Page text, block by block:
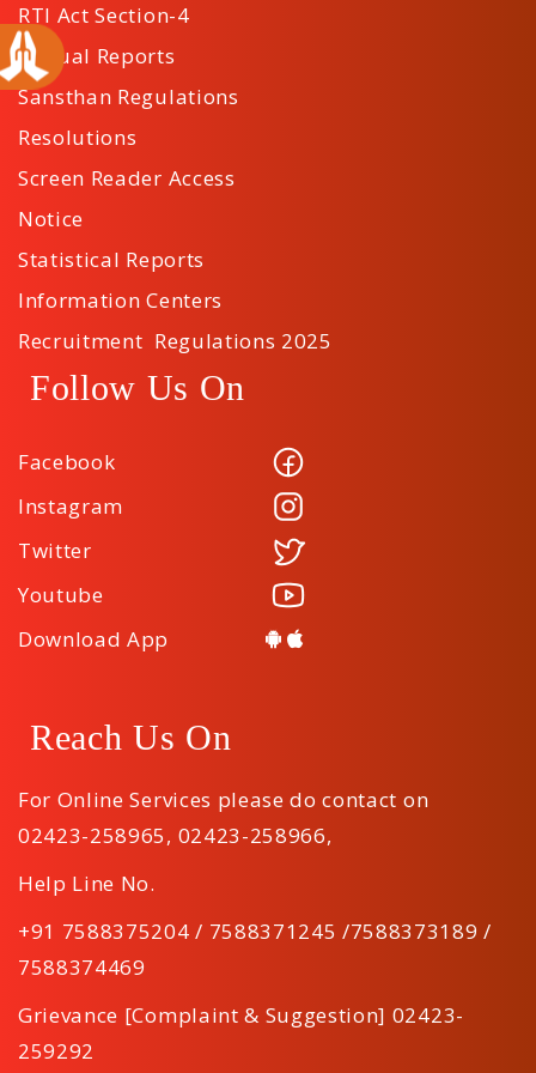
RTI Act Section-4
Annual Reports
Sansthan Regulations
Resolutions
Screen Reader Access
Notice
Statistical Reports
Information Centers
Recruitment Regulations 2025
Follow Us On
Facebook
Instagram
Twitter
Youtube
Download App
Reach Us On
For Online Services please do contact on
02423-258965, 02423-258966,
Help Line No.
+91 7588375204 / 7588371245 /7588373189 /
7588374469
Grievance [Complaint & Suggestion] 02423-
259292